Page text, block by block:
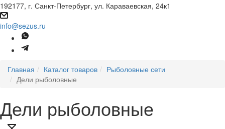
192177, г. Санкт-Петербург, ул. Караваевская, 24к1
info@sezus.ru
Главная Каталог товаров
Рыболовные сети
Дели рыболовные
Дели рыболовные